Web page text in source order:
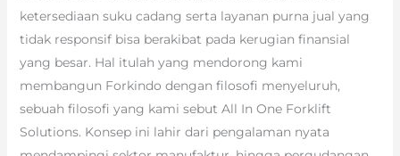
ketersediaan suku cadang serta layanan purna jual yang
tidak responsif bisa berakibat pada kerugian finansial
yang besar. Hal itulah yang mendorong kami
membangun Forkindo dengan filosofi menyeluruh,
sebuah filosofi yang kami sebut All In One Forklift
Solutions. Konsep ini lahir dari pengalaman nyata